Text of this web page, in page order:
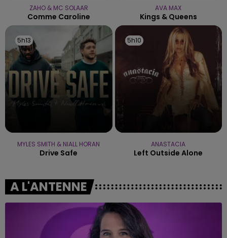
ZAHO & MC SOLAAR
Comme Caroline
AVA MAX
Kings & Queens
5h13
5h13
MYLES SMITH & NIALL HORAN
Drive Safe
5h10
5h10
ANASTACIA
Left Outside Alone
A L'ANTENNE